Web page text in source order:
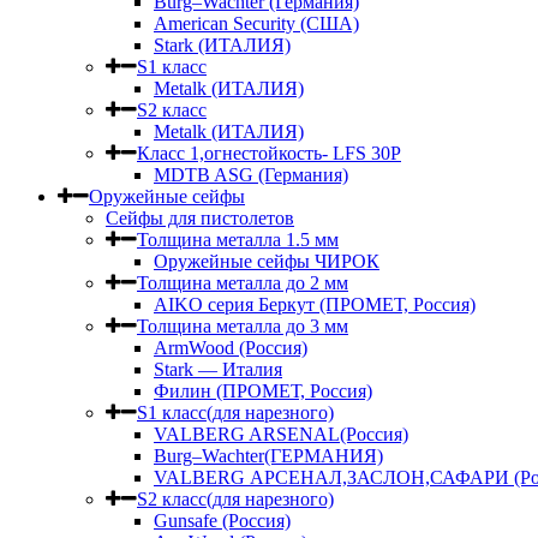
American Security (США)
Stark (ИТАЛИЯ)
S1 класс
Metalk (ИТАЛИЯ)
S2 класс
Metalk (ИТАЛИЯ)
Класс 1,огнестойкость- LFS 30P
MDTB ASG (Германия)
Оружейные сейфы
Сейфы для пистолетов
Толщина металла 1.5 мм
Оружейные сейфы ЧИРОК
Толщина металла до 2 мм
AIKO серия Беркут (ПРОМЕТ, Россия)
Толщина металла до 3 мм
ArmWood (Россия)
Stark — Италия
Филин (ПРОМЕТ, Россия)
S1 класс(для нарезного)
VALBERG ARSENAL(Россия)
Burg–Wachter(ГЕРМАНИЯ)
VALBERG АРСЕНАЛ,ЗАСЛОН,САФАРИ
S2 класс(для нарезного)
Gunsafe (Россия)